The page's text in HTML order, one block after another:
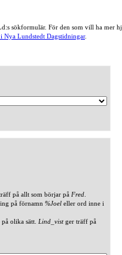
sökformulär. För den som vill ha mer
Lundstedt Dagstidningar.
på allt som börjar på Fred
på förnamn %Joel eller ord inne i
olika sätt. Lind_vistger träff på